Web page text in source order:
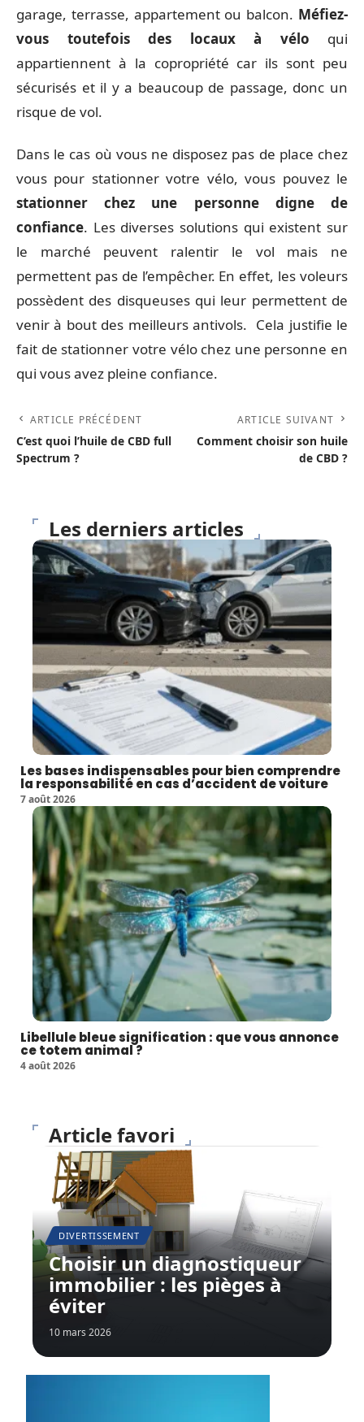
garage, terrasse, appartement ou balcon. Méfiez-
vous toutefois des locaux à vélo qui
appartiennent à la copropriété car ils sont peu
sécurisés et il y a beaucoup de passage, donc un
risque de vol.
Dans le cas où vous ne disposez pas de place chez
vous pour stationner votre vélo, vous pouvez le
stationner chez une personne digne de
confiance. Les diverses solutions qui existent sur
le marché peuvent ralentir le vol mais ne
permettent pas de l’empêcher. En effet, les voleurs
possèdent des disqueuses qui leur permettent de
venir à bout des meilleurs antivols. Cela justifie le
fait de stationner votre vélo chez une personne en
qui vous avez pleine confiance.
ARTICLE PRÉCÉDENT
C’est quoi l’huile de CBD full
Spectrum ?
ARTICLE SUIVANT
Comment choisir son huile
de CBD ?
Les derniers articles
Les bases indispensables pour bien comprendre
la responsabilité en cas d’accident de voiture
7 août 2026
Libellule bleue signification : que vous annonce
ce totem animal ?
4 août 2026
Article favori
DIVERTISSEMENT
Choisir un diagnostiqueur
immobilier : les pièges à
éviter
10 mars 2026